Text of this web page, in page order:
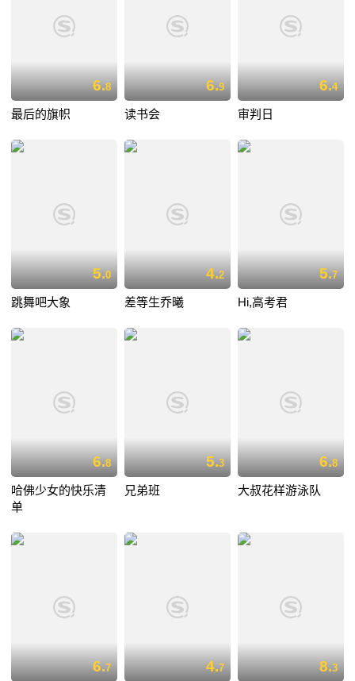
6.8
最后的旗帜
6.9
读书会
6.4
审判日
5.0
跳舞吧大象
4.2
差等生乔曦
5.7
Hi,高考君
6.8
哈佛少女的快乐清
单
5.3
兄弟班
6.8
大叔花样游泳队
6.7 4.7 8.3